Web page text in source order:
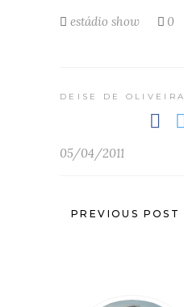
estádio show 0
DEISE DE OLIVEIRA
05/04/2011
PREVIOUS POST